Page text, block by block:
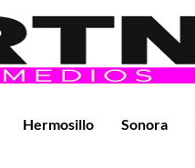
Hermosillo Sonora